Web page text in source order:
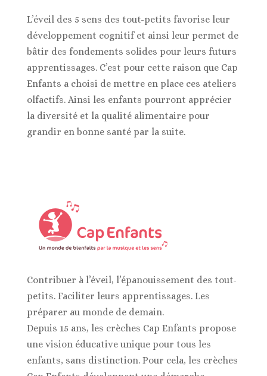
L’éveil des 5 sens des tout-petits favorise leur
développement cognitif et ainsi leur permet de
bâtir des fondements solides pour leurs futurs
apprentissages. C’est pour cette raison que Cap
Enfants a choisi de mettre en place ces ateliers
olfactifs. Ainsi les enfants pourront apprécier
la diversité et la qualité alimentaire pour
grandir en bonne santé par la suite.
Contribuer à l’éveil, l’épanouissement des tout-
petits. Faciliter leurs apprentissages. Les
préparer au monde de demain.
Depuis 15 ans, les crèches Cap Enfants propose
une vision éducative unique pour tous les
enfants, sans distinction. Pour cela, les crèches